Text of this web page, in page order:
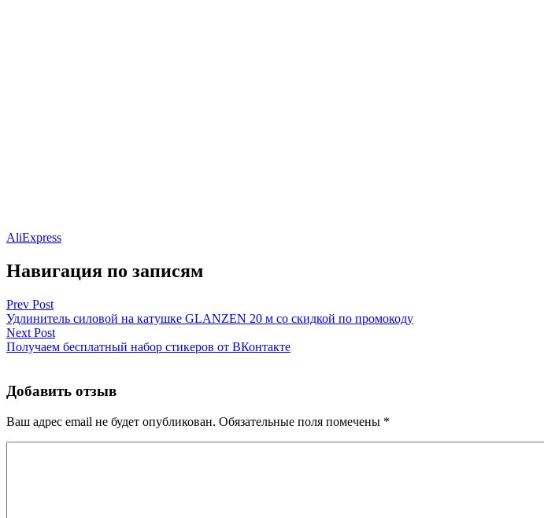
AliExpress
Навигация по записям
Prev Post
Удлинитель силовой на катушке GLANZEN 20 м со скидкой по промокоду
Next Post
Получаем бесплатный набор стикеров от ВКонтакте
Добавить отзыв
Ваш адрес email не будет опубликован. Обязательные поля помечены *